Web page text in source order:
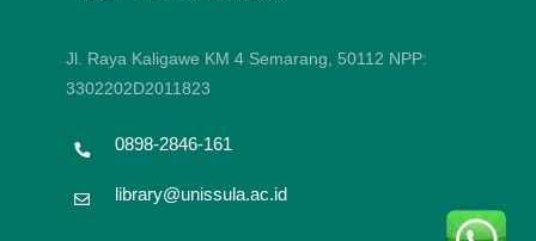
Jl. Raya Kaligawe KM 4 Semarang, 50112 NPP:
3302202D2011823
0898-2846-161
library@unissula.ac.id